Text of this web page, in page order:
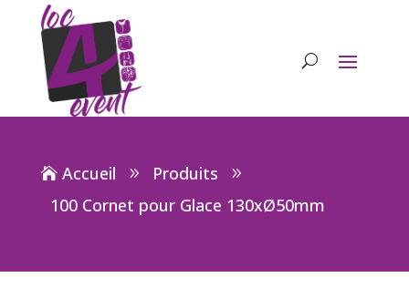
Accueil
Produits
100 Cornet pour Glace 130xØ50mm